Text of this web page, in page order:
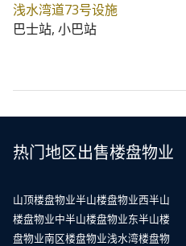
浅水湾道73号设施
巴士站, 小巴站
热门地区出售楼盘物业
山顶楼盘物业半山楼盘物业西半山
楼盘物业中半山楼盘物业东半山楼
盘物业南区楼盘物业浅水湾楼盘物